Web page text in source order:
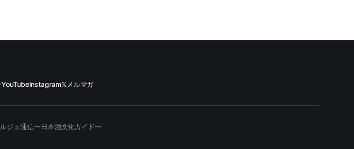
YouTubeInstagram𝕏 メルマガ
ジュ通信〜日本酒文化ガイド〜